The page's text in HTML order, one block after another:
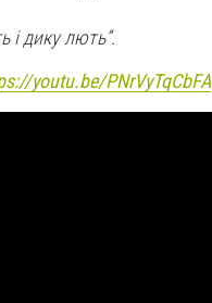
і дику лють”.
youtu.be/PNrVyTqCbFA